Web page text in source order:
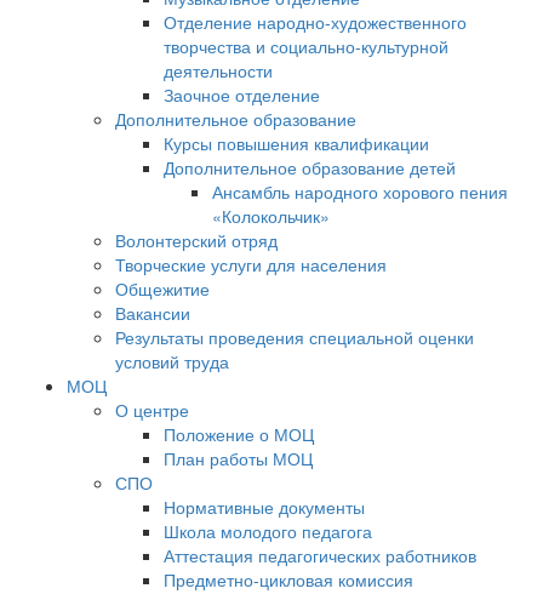
Отделение народно-художественного
творчества и социально-культурной
деятельности
Заочное отделение
Дополнительное образование
Курсы повышения квалификации
Дополнительное образование детей
Ансамбль народного хорового пения
«Колокольчик»
Волонтерский отряд
Творческие услуги для населения
Общежитие
Вакансии
Результаты проведения специальной оценки
условий труда
МОЦ
О центре
Положение о МОЦ
План работы МОЦ
СПО
Нормативные документы
Школа молодого педагога
Аттестация педагогических работников
Предметно-цикловая комиссия